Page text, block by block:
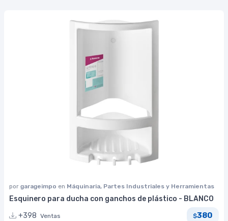
por garageimpo en Máquinaria, Partes Industriales y Herramientas
Esquinero para ducha con ganchos de plástico - BLANCO
+398 Ventas $380